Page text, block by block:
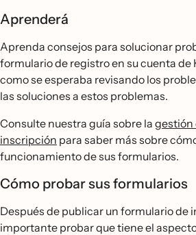
Aprenderá
Aprenda consejos para solucionar
formulario de registro en su cuenta de
como se esperaba revisando los
las soluciones a estos problemas.
Consulte nuestra guía sobre la gestión
inscripción para saber más sobre
funcionamiento de sus formularios.
Cómo probar sus formularios
Después de publicar un formulario de
importante probar que tiene el